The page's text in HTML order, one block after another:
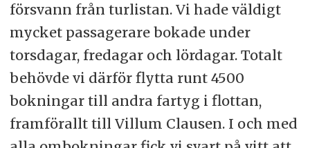
försvann från turlistan. Vi hade väldigt
mycket passagerare bokade under
torsdagar, fredagar och lördagar. Totalt
behövde vi därför flytta runt 4500
bokningar till andra fartyg i flottan,
framförallt till Villum Clausen. I och med